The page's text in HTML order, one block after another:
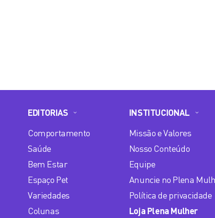
EDITORIAS
Comportamento
Saúde
Bem Estar
Espaço Pet
Variedades
Colunas
INSTITUCIONAL
Missão e Valores
Nosso Conteúdo
Equipe
Anuncie no Plena
Política de privacidade
Loja Plena Mulher